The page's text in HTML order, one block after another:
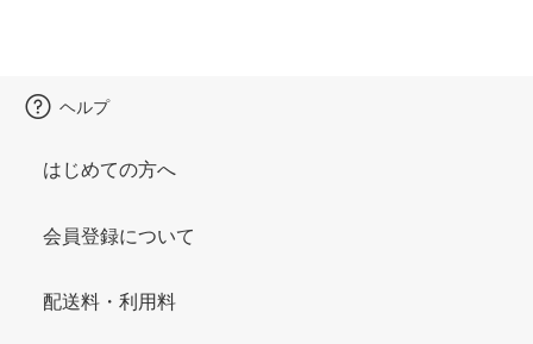
ヘルプ
はじめての方へ
会員登録について
配送料・利用料